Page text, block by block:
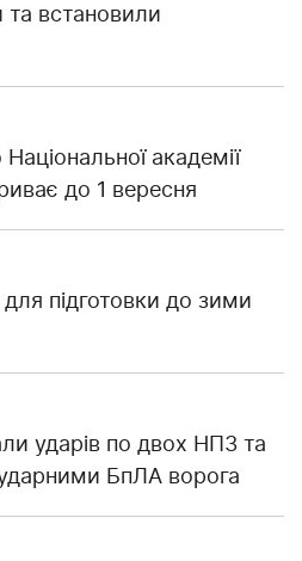
встановили
академії
до 1 вересня
підготовки до зими
ударів по двох НПЗ та
БпЛА ворога